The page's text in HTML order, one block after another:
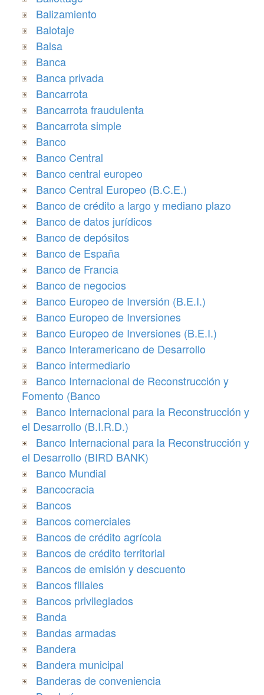
Balizamiento
Balotaje
Balsa
Banca
Banca privada
Bancarrota
Bancarrota fraudulenta
Bancarrota simple
Banco
Banco Central
Banco central europeo
Banco Central Europeo (B.C.E.)
Banco de crédito a largo y mediano plazo
Banco de datos jurídicos
Banco de depósitos
Banco de España
Banco de Francia
Banco de negocios
Banco Europeo de Inversión (B.E.I.)
Banco Europeo de Inversiones
Banco Europeo de Inversiones (B.E.I.)
Banco Interamericano de Desarrollo
Banco intermediario
Banco Internacional de Reconstrucción y
Fomento (Banco
Banco Internacional para la Reconstrucción y
el Desarrollo (B.I.R.D.)
Banco Internacional para la Reconstrucción y
el Desarrollo (BIRD BANK)
Banco Mundial
Bancocracia
Bancos
Bancos comerciales
Bancos de crédito agrícola
Bancos de crédito territorial
Bancos de emisión y descuento
Bancos filiales
Bancos privilegiados
Banda
Bandas armadas
Bandera
Bandera municipal
Banderas de conveniencia